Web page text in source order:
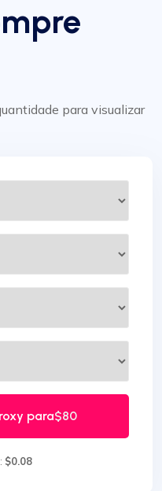
para visualizar
para$80
$0.08